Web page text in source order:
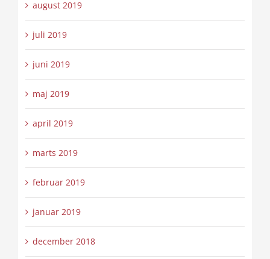
august 2019
juli 2019
juni 2019
maj 2019
april 2019
marts 2019
februar 2019
januar 2019
december 2018